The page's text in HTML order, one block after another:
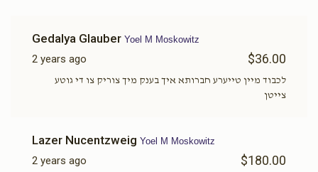
$1,500.00
$1,500.00
כלה טיטשער מזוזות
Gedalya Glauber Yoel M Moskowitz
2 years ago $36.00
לכבוד מיין טייערע חברותא איך בענק מיך צוריק צו די גוטע
צייטן
Lazer Nucentzweig Yoel M Moskowitz
2 years ago $180.00